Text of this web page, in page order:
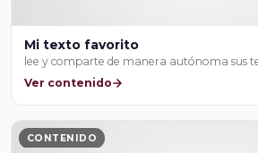
Mi texto favorito
lee y comparte de manera autónoma sus
Ver contenido
CONTENIDO